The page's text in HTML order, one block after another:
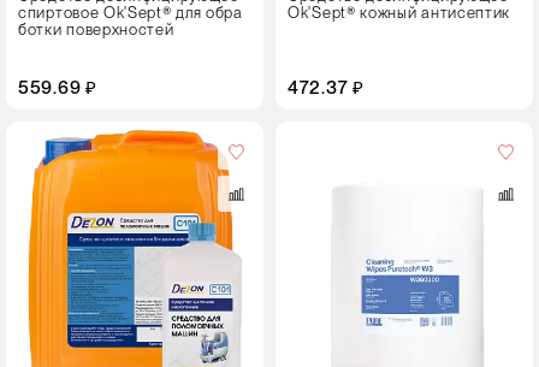
спиртовое Ok'Sept® для обра
ботки поверхностей
559.69 ₽
Ok'Sept® кожный антисептик
472.37 ₽
листа,
см
30⨯34
Кол-
упаковке
1 рулон